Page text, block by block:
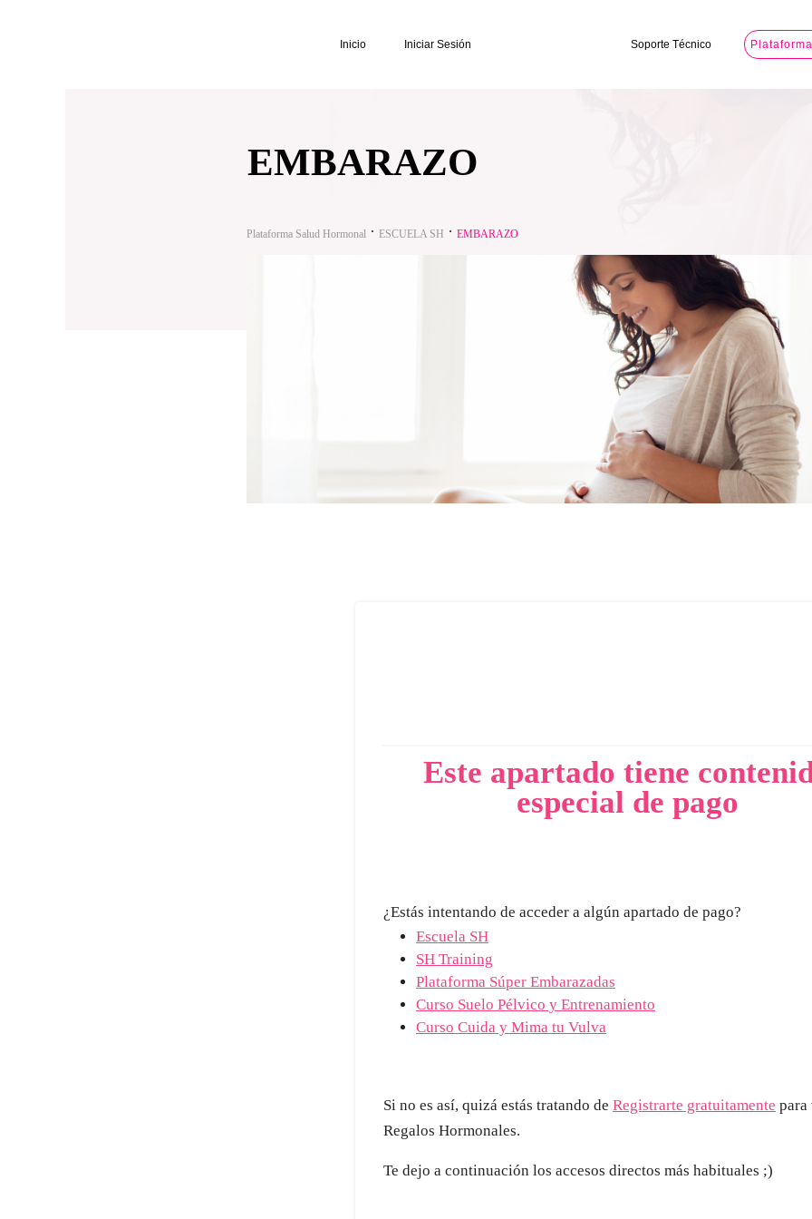
Inicio Iniciar Sesión Soporte Técnico
EMBARAZO
Plataforma Salud Hormonal ESCUELA SH EMBARAZO
Este apartado tiene
especial de pago
¿Estás intentando de acceder a algún apartado de pago?
Escuela SH
SH Training
Plataforma Súper Embarazadas
Curso Suelo Pélvico y Entrenamiento
Curso Cuida y Mima tu Vulva
Si no es así, quizá estás tratando de Registrarte gratuitamente para
Regalos Hormonales.
Te dejo a continuación los accesos directos más habituales ;)